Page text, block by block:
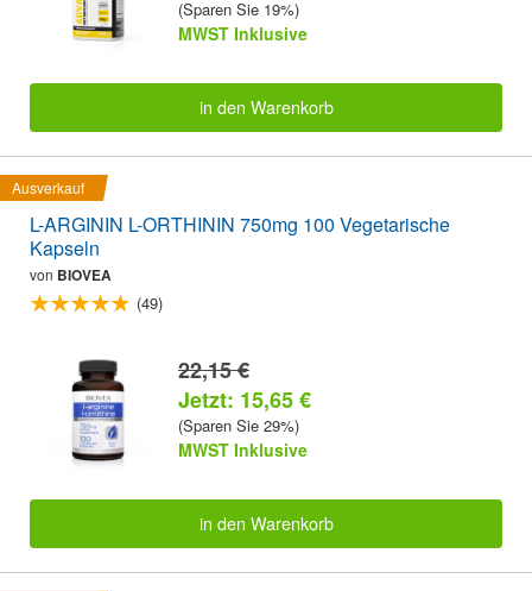
(Sparen Sie 19%)
MWST Inklusive
in den Warenkorb
Ausverkauf
L-ARGININ L-ORTHININ 750mg 100 Vegetarische
Kapseln
von BIOVEA
(49)
22,15 €
Jetzt: 15,65 €
(Sparen Sie 29%)
MWST Inklusive
in den Warenkorb